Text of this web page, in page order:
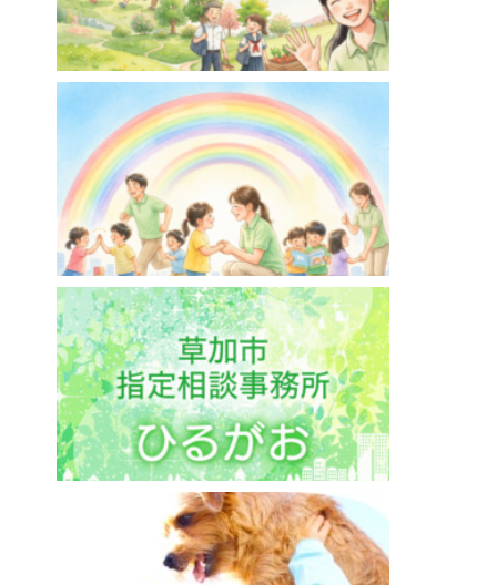
ああるまつりか草加【放課後等デイサービス】
埼玉県草加市
ああるレインボーDuo谷塚駅前教室【児童発達
支援】
ひるがお【相談支援】